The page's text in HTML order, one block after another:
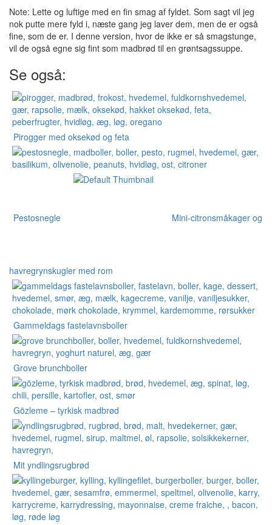
Note: Lette og luftige med en fin smag af fyldet. Som sagt vil jeg
nok putte mere fyld i, næste gang jeg laver dem, men de er også
fine, som de er. I denne version, hvor de ikke er så smagstunge,
vil de også egne sig fint som madbrød til en grøntsagssuppe.
Se også:
Pirogger med oksekød og feta
Pestosnegle Mini-citronsmåkager og
havregrynskugler med rom
Gammeldags fastelavnsboller
Grove brunchboller
Gözleme – tyrkisk madbrød
Mit yndlingsrugbrød